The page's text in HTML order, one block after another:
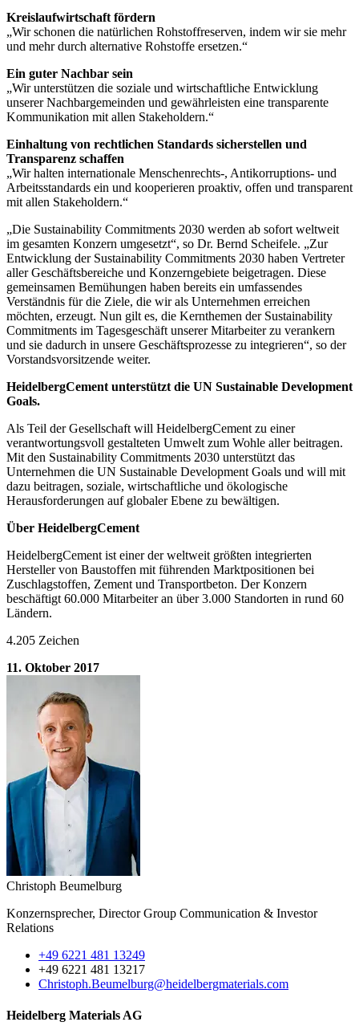
Kreislaufwirtschaft fördern
„Wir schonen die natürlichen Rohstoffreserven, indem wir sie mehr
und mehr durch alternative Rohstoffe ersetzen.“
Ein guter Nachbar sein
„Wir unterstützen die soziale und wirtschaftliche Entwicklung
unserer Nachbargemeinden und gewährleisten eine transparente
Kommunikation mit allen Stakeholdern.“
Einhaltung von rechtlichen Standards sicherstellen und
Transparenz schaffen
„Wir halten internationale Menschenrechts-, Antikorruptions- und
Arbeitsstandards ein und kooperieren proaktiv, offen und transparent
mit allen Stakeholdern.“
„Die Sustainability Commitments 2030 werden ab sofort weltweit
im gesamten Konzern umgesetzt“, so Dr. Bernd Scheifele. „Zur
Entwicklung der Sustainability Commitments 2030 haben Vertreter
aller Geschäftsbereiche und Konzerngebiete beigetragen. Diese
gemeinsamen Bemühungen haben bereits ein umfassendes
Verständnis für die Ziele, die wir als Unternehmen erreichen
möchten, erzeugt. Nun gilt es, die Kernthemen der Sustainability
Commitments im Tagesgeschäft unserer Mitarbeiter zu verankern
und sie dadurch in unsere Geschäftsprozesse zu integrieren“, so der
Vorstandsvorsitzende weiter.
HeidelbergCement unterstützt die UN Sustainable Development
Goals.
Als Teil der Gesellschaft will HeidelbergCement zu einer
verantwortungsvoll gestalteten Umwelt zum Wohle aller beitragen.
Mit den Sustainability Commitments 2030 unterstützt das
Unternehmen die UN Sustainable Development Goals und will mit
dazu beitragen, soziale, wirtschaftliche und ökologische
Herausforderungen auf globaler Ebene zu bewältigen.
Über HeidelbergCement
HeidelbergCement ist einer der weltweit größten integrierten
Hersteller von Baustoffen mit führenden Marktpositionen bei
Zuschlagstoffen, Zement und Transportbeton. Der Konzern
beschäftigt 60.000 Mitarbeiter an über 3.000 Standorten in rund 60
Ländern.
4.205 Zeichen
11. Oktober 2017
Christoph Beumelburg
Konzernsprecher, Director Group Communication & Investor
Relations
+49 6221 481 13249
+49 6221 481 13217
Christoph.Beumelburg​@heidelbergmaterials.com
Heidelberg Materials AG